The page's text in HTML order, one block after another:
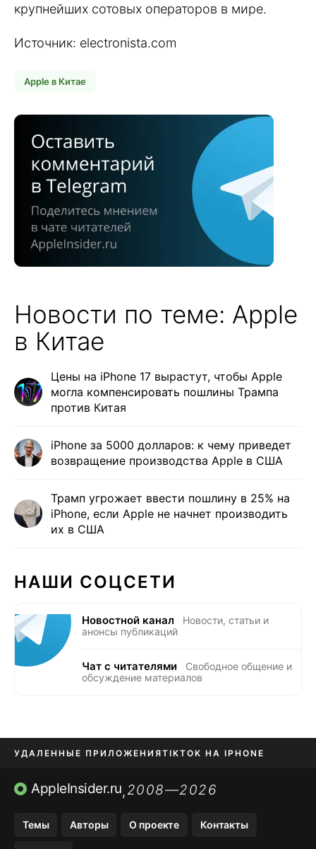
крупнейших сотовых операторов в мире.
Источник: electronista.com
Apple в Китае
Новости по теме: Apple
в Китае
Цены на iPhone 17 вырастут, чтобы Apple
могла компенсировать пошлины Трампа
против Китая
iPhone за 5000 долларов: к чему приведет
возвращение производства Apple в США
Трамп угрожает ввести пошлину в 25% на
iPhone, если Apple не начнет производить
их в США
НАШИ СОЦСЕТИ
Новостной канал
Новости, статьи и
анонсы публикаций
Чат с читателями
Свободное общение и
обсуждение материалов
УДАЛЕННЫЕ ПРИЛОЖЕНИЯTIKTOK НА IPHONE
ПРИЛОЖЕНИЯ БЕЗ APP STORE
AppleInsider.ru,2008—2026
Темы Авторы О проекте Контакты